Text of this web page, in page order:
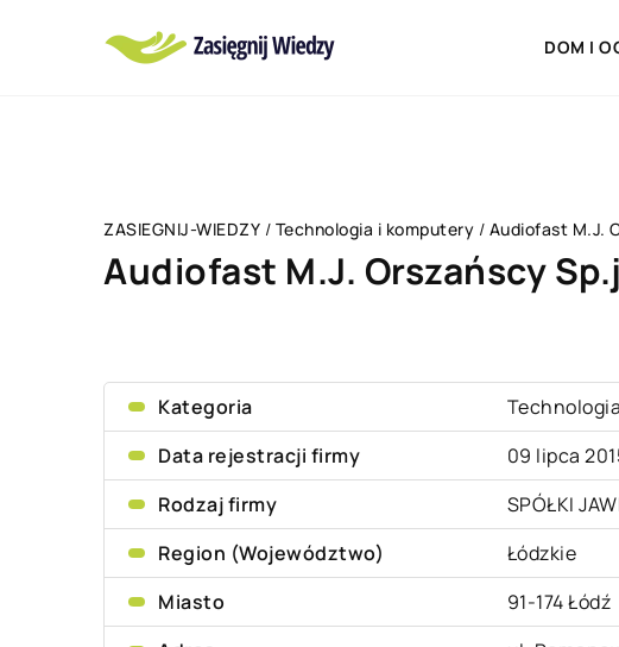
DOM I
ZASIEGNIJ-WIEDZY / Technologia i komputery / Audiofast M.J.
Audiofast M.J. Orszańscy
Kategoria
Data rejestracji firmy
09 lipca
Rodzaj firmy
SPÓŁKI
Region (Województwo)
Łódzkie
Miasto
91-174 Łódź